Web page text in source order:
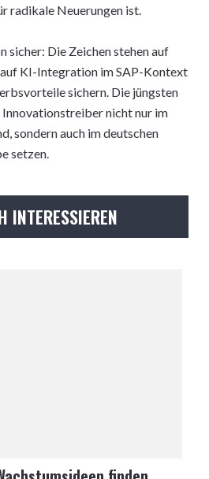
radikale Neuerungen ist.
sicher: Die Zeichen stehen auf
KI-Integration im SAP-Kontext
sichern. Die jüngsten
Innovationstreiber nicht nur im
sondern auch im deutschen
setzen.
INTERESSIEREN